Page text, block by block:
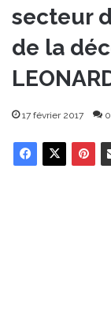
secteur
de la
17 février 2017 0